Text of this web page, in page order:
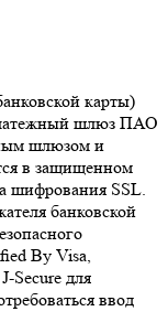
карты)
шлюз ПАО
шлюзом и
в защищенном
шифрования SSL.
банковской
By Visa,
Secure для
ввод